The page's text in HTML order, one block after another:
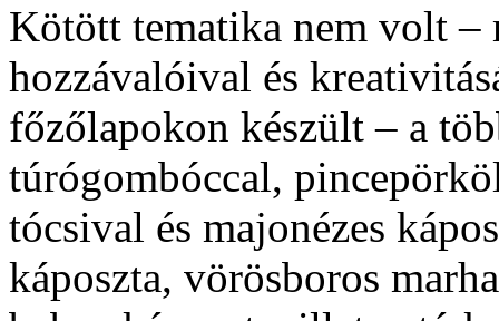
Kötött tematika nem volt –
hozzávalóival és
főzőlapokon készült – a
túrógombóccal,
tócsival és majonézes
káposzta, vörösboros